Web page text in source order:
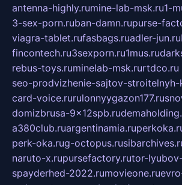
antenna-highly.rumine-lab-msk.ru1-
3-sex-porn.ruban-damn.rupurse-
viagra-tablet.rufasbags.ruadler-jun.ru
fincontech.ru3sexporn.ru1mus.ru
rebus-toys.ruminelab-msk.rurtdco.ru
seo-prodvizhenie-sajtov-stroitelnyh-
card-voice.rurulonnyygazon177.ru
domizbrusa-9x12spb.ru
a380club.ruargentinamia.ru
perk-oka.rug-octopus.ru
naruto-x.rupursefactory.rutor-
spayderhed-2022.rumovieone.ru